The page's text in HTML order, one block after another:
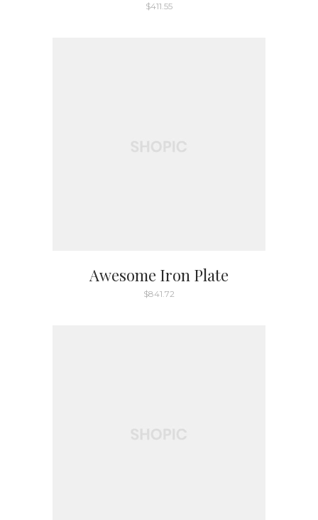
$411.55
Awesome Iron Plate
$841.72